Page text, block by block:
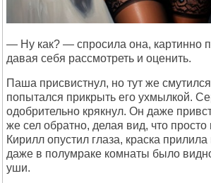
— Ну как? — спросила она, картинно
давая себя рассмотреть и оценить.
Паша присвистнул, но тут же
попытался прикрыть его ухмылкой.
одобрительно крякнул. Он даже
же сел обратно, делая вид, что
Кирилл опустил глаза, краска
даже в полумраке комнаты было
уши.